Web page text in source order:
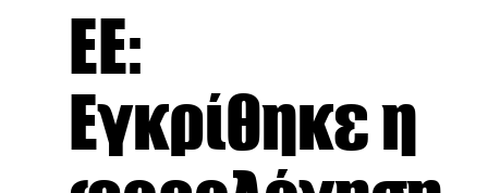
ΕΕ:
Εγκρίθηκε η